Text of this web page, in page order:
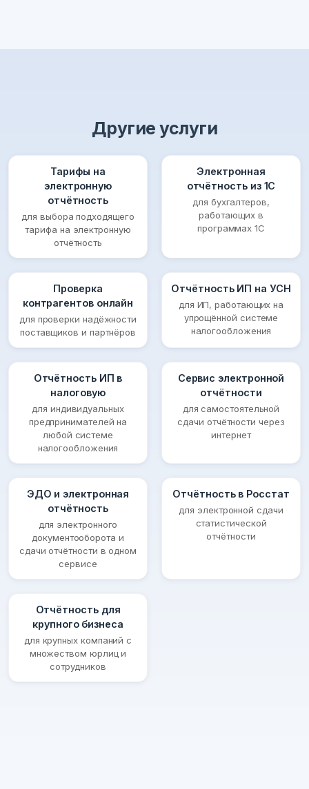
Другие услуги
Тарифы на
электронную
отчётность
для выбора подходящего
тарифа на электронную
отчётность
Электронная
отчётность из 1С
для бухгалтеров,
работающих в
программах 1С
Проверка
контрагентов онлайн
для проверки надёжности
поставщиков и партнёров
Отчётность ИП на УСН
для ИП, работающих на
упрощённой системе
налогообложения
Отчётность ИП в
налоговую
для индивидуальных
предпринимателей на
любой системе
налогообложения
Сервис электронной
отчётности
для самостоятельной
сдачи отчётности через
интернет
ЭДО и электронная
отчётность
для электронного
документооборота и
сдачи отчётности в одном
сервисе
Отчётность в Росстат
для электронной сдачи
статистической
отчётности
Отчётность для
крупного бизнеса
для крупных компаний с
множеством юрлиц и
сотрудников